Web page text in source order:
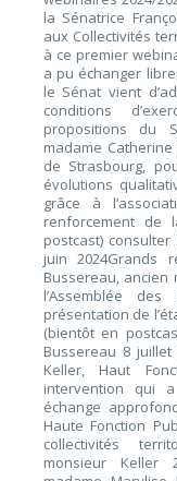
la Sénatrice
aux Collectivités
à ce premier
a pu échanger
le Sénat vient
conditions
propositions du
madame
de Strasbourg,
évolutions
grâce à
renforcement de
postcast)
juin 2024Grands
Bussereau,
l’Assemblée
présentation de
(bientôt en
Bussereau 8 juillet
Keller, Haut
intervention qui
échange
Haute Fonction
collectivités
monsieur Keller